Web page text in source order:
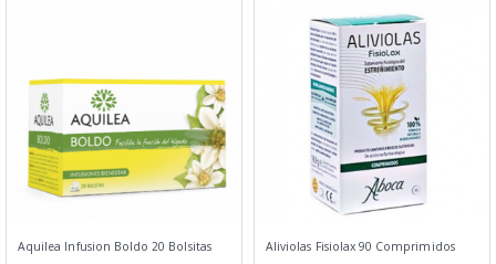
Aquilea Infusion Boldo 20 Bolsitas Aliviolas Fisiolax 90 Comprimidos